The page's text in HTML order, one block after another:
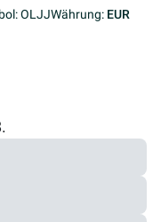
OLJJWährung: EUR